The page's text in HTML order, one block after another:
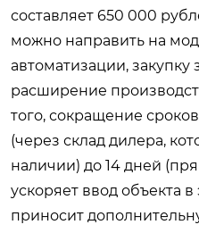
составляет 650 000
можно направить на
автоматизации, закупку
расширение
того, сокращение
(через склад дилера,
наличии) до 14 дней
ускоряет ввод объекта
приносит